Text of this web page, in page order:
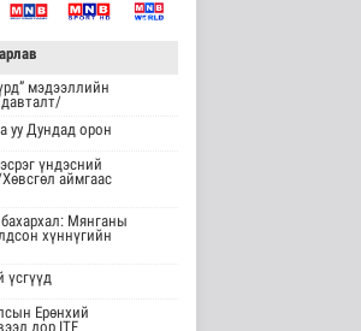
арилгах..
18 цаг 50 минутын өмнө
иргэдийн
Хурлын
..
цаг 56 минутын өмнө
мэдээллийн
уу Дундад орон
үндэсний
аймгаас
Мянганы
хүннүгийн
үсгүүд
Ерөнхий
дор ITF